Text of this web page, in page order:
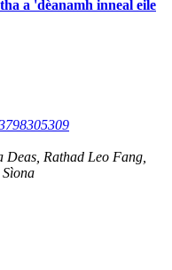
a 'dèanamh inneal eile
Deas, Rathad Leo Fang,